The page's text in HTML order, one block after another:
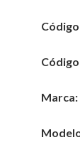
Marca: